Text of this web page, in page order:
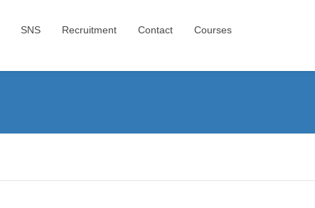
SNS Recruitment Contact Courses